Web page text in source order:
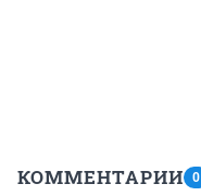
КОММЕНТАРИИ 0